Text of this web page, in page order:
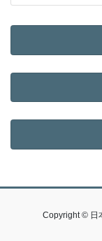
Copyright © 日